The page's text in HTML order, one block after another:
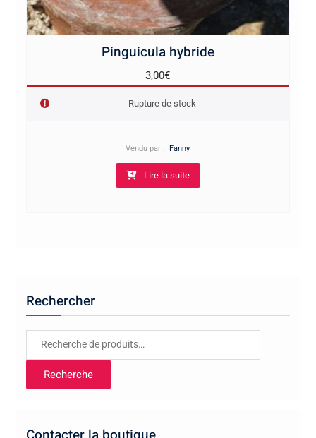
Pinguicula hybride
3,00€
Rupture de stock
Vendu par :Fanny
Lire la suite
Rechercher
Recherche
Recherche